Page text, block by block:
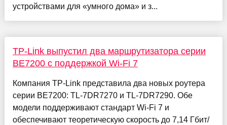
устройствами для «умного дома» и з...
TP-Link выпустил два маршрутизатора серии
BE7200 с поддержкой Wi-Fi 7
Компания TP-Link представила два новых роутера
серии BE7200: TL-7DR7270 и TL-7DR7290. Обе
модели поддерживают стандарт Wi-Fi 7 и
обеспечивают теоретическую скорость до 7,14 Гбит/